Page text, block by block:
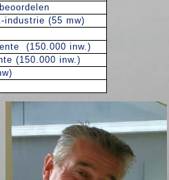
industrie (55 mw)
(150.000 inw.)
(150.000 inw.)